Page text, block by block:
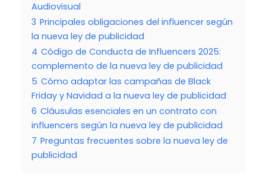
Audiovisual
3 Principales obligaciones del influencer según
la nueva ley de publicidad
4 Código de Conducta de Influencers 2025:
complemento de la nueva ley de publicidad
5 Cómo adaptar las campañas de Black
Friday y Navidad a la nueva ley de publicidad
6 Cláusulas esenciales en un contrato con
influencers según la nueva ley de publicidad
7 Preguntas frecuentes sobre la nueva ley de
publicidad